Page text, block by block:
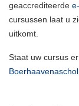
geaccrediteerde
cursussen laat u
uitkomt.
Staat uw cursus